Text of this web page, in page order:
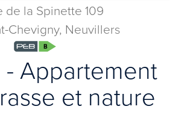
de la Spinette 109
Chevigny, Neuvillers
- Appartement
et nature